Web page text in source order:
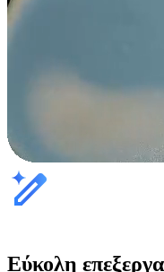
Εύκολη